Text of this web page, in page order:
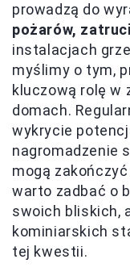
prowadzą do
pożarów,
instalacjach
myślimy o tym,
kluczową rolę w
domach.
wykrycie
nagromadzenie
mogą
warto zadbać o
swoich bliskich,
kominiarskich
tej kwestii.